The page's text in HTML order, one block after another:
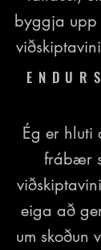
byggja
Ég er hluti
frábær
eiga að
um skoðun